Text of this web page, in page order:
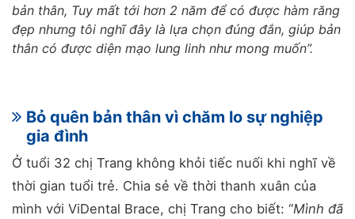
bản thân, Tuy mất tới hơn 2 năm để có được hàm răng
đẹp nhưng tôi nghĩ đây là lựa chọn đúng đắn, giúp bản
thân có được diện mạo lung linh như mong muốn”.
Bỏ quên bản thân vì chăm lo sự nghiệp
gia đình
Ở tuổi 32 chị Trang không khỏi tiếc nuối khi nghĩ về
thời gian tuổi trẻ. Chia sẻ về thời thanh xuân của
mình với ViDental Brace, chị Trang cho biết: “Mình đã